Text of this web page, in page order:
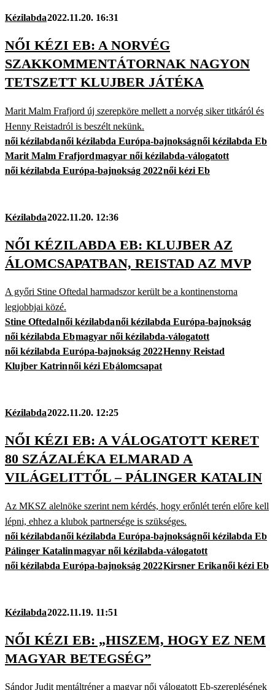
Kézilabda2022.11.20. 16:31
NŐI KÉZI EB: A NORVÉG
SZAKKOMMENTÁTORNAK NAGYON
TETSZETT KLUJBER JÁTÉKA
Marit Malm Frafjord új szerepköre mellett a norvég siker titkáról és
Henny Reistadról is beszélt nekünk.
női kézilabdanői kézilabda Európa-bajnokságnői kézilabda Eb
Marit Malm Frafjordmagyar női kézilabda-válogatott
női kézilabda Európa-bajnokság 2022női kézi Eb
Kézilabda2022.11.20. 12:36
NŐI KÉZILABDA EB: KLUJBER AZ
ÁLOMCSAPATBAN, REISTAD AZ MVP
A győri Stine Oftedal harmadszor került be a kontinenstorna
legjobbjai közé.
Stine Oftedalnői kézilabdanői kézilabda Európa-bajnokság
női kézilabda Ebmagyar női kézilabda-válogatott
női kézilabda Európa-bajnokság 2022Henny Reistad
Klujber Katrinnői kézi Ebálomcsapat
Kézilabda2022.11.20. 12:25
NŐI KÉZI EB: A VÁLOGATOTT KERET
80 SZÁZALÉKA ELMARAD A
VILÁGELITTŐL – PÁLINGER KATALIN
Az MKSZ alelnöke szerint nem kérdés, hogy erőnlét terén előre kell
lépni, ehhez a klubok partnersége is szükséges.
női kézilabdanői kézilabda Európa-bajnokságnői kézilabda Eb
Pálinger Katalinmagyar női kézilabda-válogatott
női kézilabda Európa-bajnokság 2022Kirsner Erikanői kézi Eb
Kézilabda2022.11.19. 11:51
NŐI KÉZI EB: „HISZEM, HOGY EZ NEM
MAGYAR BETEGSÉG”
Sándor Judit mentáltréner a magyar női válogatott Eb-szereplésének